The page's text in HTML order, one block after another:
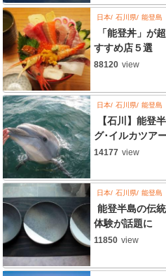
日本 石川県 能登島
「能登丼」が
すすめ店５選
88120 view
日本 石川県 能登島
【石川】能登
グ･イルカツア
14177 view
日本 石川県 能登島
能登半島の伝
体験が話題に
11850 view